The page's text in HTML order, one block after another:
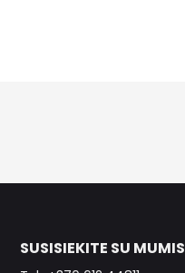
SUSISIEKITE SU MUMIS